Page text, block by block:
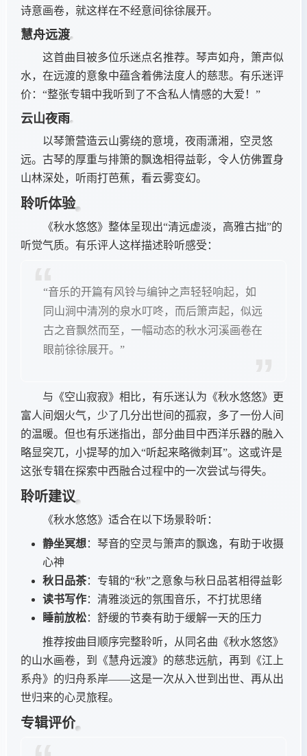
诗意画卷，就这样在不经意间徐徐展开。
慧舟远渡
这首曲目被多位乐迷点名推荐。琴声如舟，箫声似
水，在远渡的意象中蕴含着佛法度人的慈悲。有乐迷评
价：“整张专辑中我听到了不含私人情感的大爱！”
云山夜雨
以琴箫营造云山雾绕的意境，夜雨潇湘，空灵悠
远。古琴的厚重与排箫的飘逸相得益彰，令人仿佛置身
山林深处，听雨打芭蕉，看云雾变幻。
聆听体验
《秋水悠悠》整体呈现出“清远虚淡，高雅古拙”的
听觉气质。有乐评人这样描述聆听感受：
“音乐的开篇有风铃与编钟之声轻轻响起，如
同山涧中清冽的泉水叮咚，而后箫声起，似远
古之音飘然而至，一幅动态的秋水河溪画卷在
眼前徐徐展开。”
与《空山寂寂》相比，有乐迷认为《秋水悠悠》更
富人间烟火气，少了几分出世间的孤寂，多了一份人间
的温暖。但也有乐迷指出，部分曲目中西洋乐器的融入
略显突兀，小提琴的加入“听起来略微刺耳”。这或许是
这张专辑在探索中西融合过程中的一次尝试与得失。
聆听建议
《秋水悠悠》适合在以下场景聆听：
静坐冥想：琴音的空灵与箫声的飘逸，有助于收摄
心神
秋日品茶：专辑的“秋”之意象与秋日品茗相得益彰
读书写作：清雅淡远的氛围音乐，不打扰思绪
睡前放松：舒缓的节奏有助于缓解一天的压力
推荐按曲目顺序完整聆听，从同名曲《秋水悠悠》
的山水画卷，到《慧舟远渡》的慈悲远航，再到《江上
系舟》的归舟系岸——这是一次从入世到出世、再从出
世归来的心灵旅程。
专辑评价